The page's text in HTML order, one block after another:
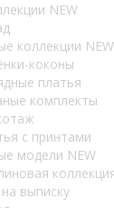
NEW
коллекции NEW
коконы
платья
комплекты
с принтами
модели NEW
выписку